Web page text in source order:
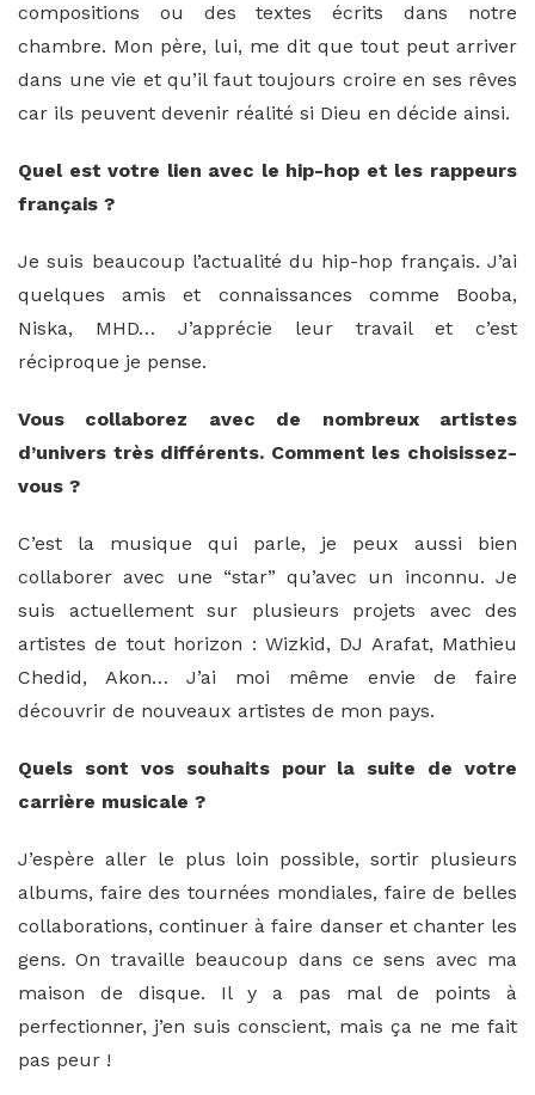
compositions ou des textes écrits dans notre
chambre. Mon père, lui, me dit que tout peut arriver
dans une vie et qu’il faut toujours croire en ses rêves
car ils peuvent devenir réalité si Dieu en décide ainsi.
Quel est votre lien avec le hip-hop et les rappeurs
français ?
Je suis beaucoup l’actualité du hip-hop français. J’ai
quelques amis et connaissances comme Booba,
Niska, MHD… J’apprécie leur travail et c’est
réciproque je pense.
Vous collaborez avec de nombreux artistes
d’univers très différents. Comment les choisissez-
vous ?
C’est la musique qui parle, je peux aussi bien
collaborer avec une “star” qu’avec un inconnu. Je
suis actuellement sur plusieurs projets avec des
artistes de tout horizon : Wizkid, DJ Arafat, Mathieu
Chedid, Akon… J’ai moi même envie de faire
découvrir de nouveaux artistes de mon pays.
Quels sont vos souhaits pour la suite de votre
carrière musicale ?
J’espère aller le plus loin possible, sortir plusieurs
albums, faire des tournées mondiales, faire de belles
collaborations, continuer à faire danser et chanter les
gens. On travaille beaucoup dans ce sens avec ma
maison de disque. Il y a pas mal de points à
perfectionner, j’en suis conscient, mais ça ne me fait
pas peur !